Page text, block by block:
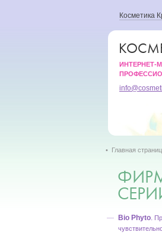
Косметика
ИНТЕРНЕТ-
Главная
Bio Phyto.